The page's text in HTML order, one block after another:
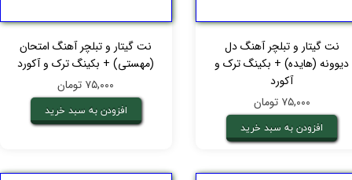
نت گیتار و تبلچر آهنگ دل
دیوونه (هایده) + بکینگ ترک و
آکورد
۷۵,۰۰۰ تومان
افزودن به سبد خرید
نت گیتار و تبلچر آهنگ امتحان
(مهستی) + بکینگ ترک و آکورد
۷۵,۰۰۰ تومان
افزودن به سبد خرید